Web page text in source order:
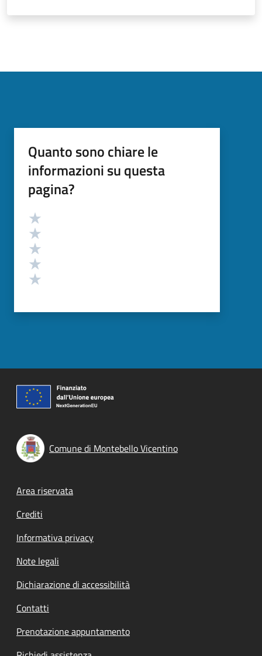
Quanto sono chiare le
informazioni su questa
pagina?
Valutazione
Comune di Montebello Vicentino
Footer menu
Area riservata
Crediti
Informativa privacy
Note legali
Dichiarazione di accessibilità
Contatti
Prenotazione appuntamento